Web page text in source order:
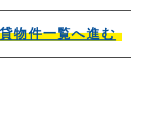
物件一覧へ進む